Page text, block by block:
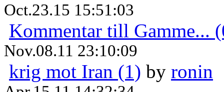
Oct.23.15 15:51:03
Kommentar till Gamme...
Nov.08.11 23:10:09
krig mot Iran (1) by ronin